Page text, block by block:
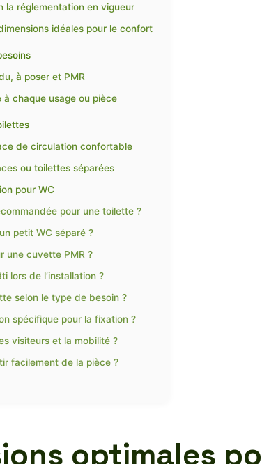
la réglementation en vigueur
idéales pour le confort
à poser et PMR
chaque usage ou pièce
de circulation confortable
ou toilettes séparées
pour WC
pour une toilette ?
petit WC séparé ?
une cuvette PMR ?
lors de l’installation ?
selon le type de besoin ?
spécifique pour la fixation ?
visiteurs et la mobilité ?
facilement de la pièce ?
optimales